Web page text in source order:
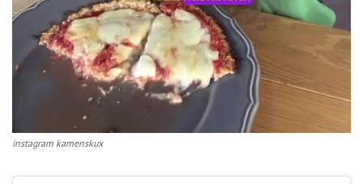
instagram kamenskux